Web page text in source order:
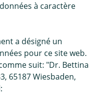
à caractère
a désigné un
pour ce site web.
suit: "Dr. Bettina
65187 Wiesbaden,